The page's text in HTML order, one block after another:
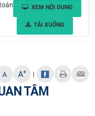
XEM NỘI DUNG
TẢI XUỐNG
A A+ |
TÂM